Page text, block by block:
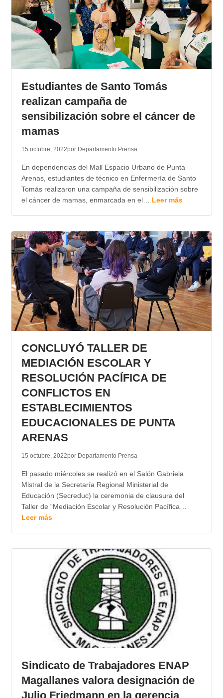
Estudiantes de Santo Tomás
realizan campaña de
sensibilización sobre el cáncer de
mamas
15 octubre, 2022por Departamento Prensa
En dependencias del Mall Espacio Urbano de Punta
Arenas, estudiantes de técnico en Enfermería de Santo
Tomás realizaron una campaña de sensibilización sobre
el cáncer de mamas, enmarcada en el… Leer más
CONCLUYÓ TALLER DE
MEDIACIÓN ESCOLAR Y
RESOLUCIÓN PACÍFICA DE
CONFLICTOS EN
ESTABLECIMIENTOS
EDUCACIONALES DE PUNTA
ARENAS
15 octubre, 2022por Departamento Prensa
El pasado miércoles se realizó en el Salón Gabriela
Mistral de la Secretaría Regional Ministerial de
Educación (Secreduc) la ceremonia de clausura del
Taller de “Mediación Escolar y Resolución Pacífica…
Leer más
Sindicato de Trabajadores ENAP
Magallanes valora designación de
Julio Friedmann en la gerencia